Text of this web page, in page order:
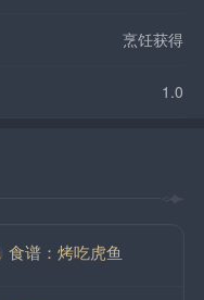
烹饪获得
1.0
食谱：烤吃虎鱼